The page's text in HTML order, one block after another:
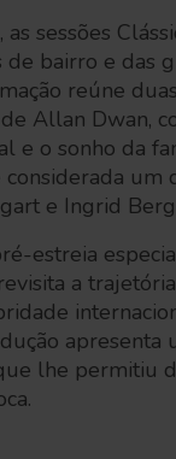
as sessões
bairro e das
reúne
Allan Dwan,
e o sonho da
um
e Ingrid
estreia
a
lhe permitiu